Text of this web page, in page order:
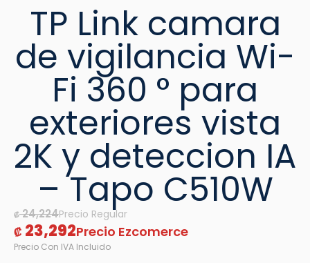
TP Link camara
de vigilancia Wi-
Fi 360 ° para
exteriores vista
2K y deteccion IA
– Tapo C510W
₡24,224
₡ 23,292